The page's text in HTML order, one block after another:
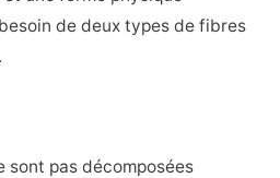
de deux types de fibres
sont pas décomposées